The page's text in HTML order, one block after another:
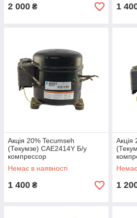
2 000 ₴ 1
Акція 20% Tecumseh
(Текумзе) CAE2414Y Б/у
компрессор
Немає в наявності
1 400 ₴
Акція
Немає
1